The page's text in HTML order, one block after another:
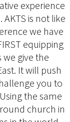
experience
is not like
we have
equipping
give the
It will push
you to
the same
church in